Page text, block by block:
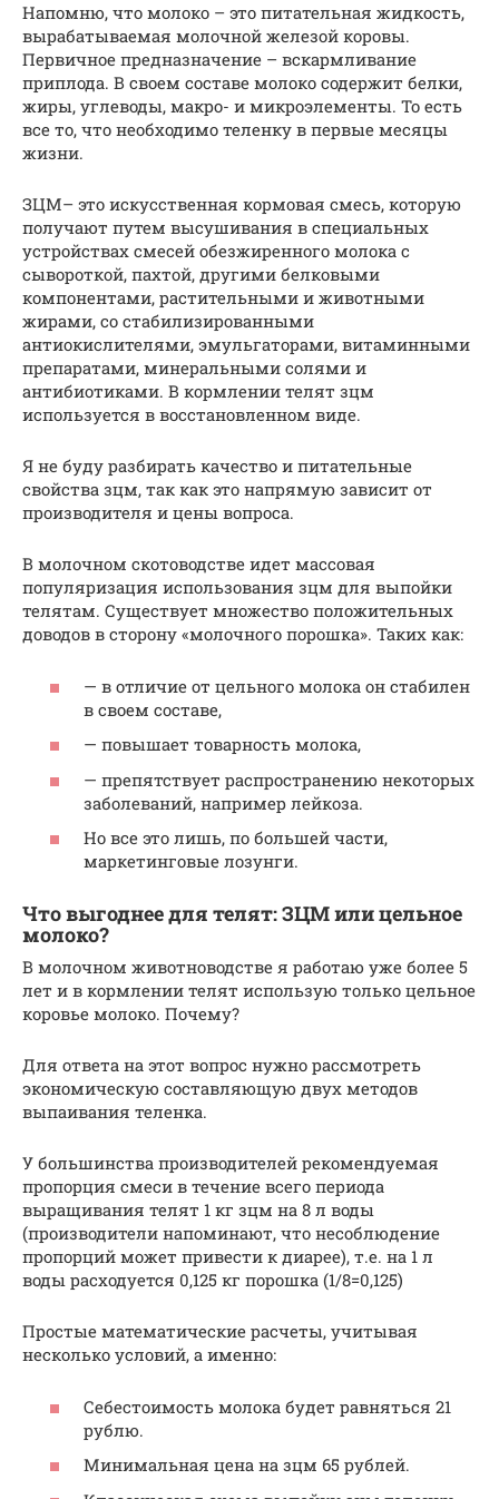
Напомню, что молоко – это питательная жидкость,
вырабатываемая молочной железой коровы.
Первичное предназначение – вскармливание
приплода. В своем составе молоко содержит белки,
жиры, углеводы, макро- и микроэлементы. То есть
все то, что необходимо теленку в первые месяцы
жизни.
ЗЦМ– это искусственная кормовая смесь, которую
получают путем высушивания в специальных
устройствах смесей обезжиренного молока с
сывороткой, пахтой, другими белковыми
компонентами, растительными и животными
жирами, со стабилизированными
антиокислителями, эмульгаторами, витаминными
препаратами, минеральными солями и
антибиотиками. В кормлении телят зцм
используется в восстановленном виде.
Я не буду разбирать качество и питательные
свойства зцм, так как это напрямую зависит от
производителя и цены вопроса.
В молочном скотоводстве идет массовая
популяризация использования зцм для выпойки
телятам. Существует множество положительных
доводов в сторону «молочного порошка». Таких как:
— в отличие от цельного молока он стабилен
в своем составе,
— повышает товарность молока,
— препятствует распространению некоторых
заболеваний, например лейкоза.
Но все это лишь, по большей части,
маркетинговые лозунги.
Что выгоднее для телят: ЗЦМ или цельное
молоко?
В молочном животноводстве я работаю уже более 5
лет и в кормлении телят использую только цельное
коровье молоко. Почему?
Для ответа на этот вопрос нужно рассмотреть
экономическую составляющую двух методов
выпаивания теленка.
У большинства производителей рекомендуемая
пропорция смеси в течение всего периода
выращивания телят 1 кг зцм на 8 л воды
(производители напоминают, что несоблюдение
пропорций может привести к диарее), т.е. на 1 л
воды расходуется 0,125 кг порошка (1/8=0,125)
Простые математические расчеты, учитывая
несколько условий, а именно:
Себестоимость молока будет равняться 21
рублю.
Минимальная цена на зцм 65 рублей.